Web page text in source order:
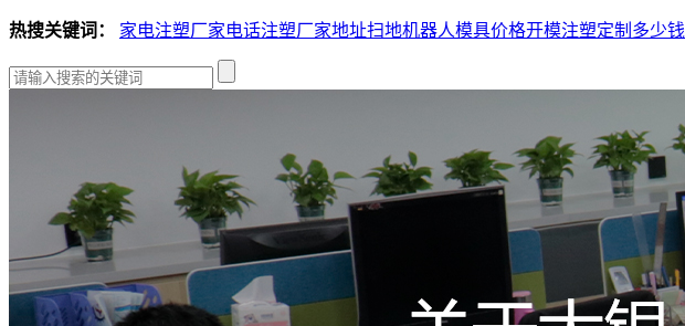
热搜关键词： 家电注塑厂家电话注塑厂家地址扫地机器人模具价格开模注塑定制多少钱